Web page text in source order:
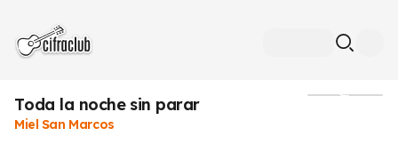
Toda la noche sin parar
Miel San Marcos